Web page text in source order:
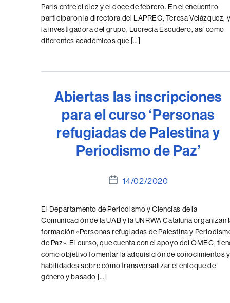
Paris entre el diez y el doce de febrero. En el encuentro
participaron la directora del LAPREC, Teresa Velázquez, y
la investigadora del grupo, Lucrecia Escudero, así como
diferentes académicos que […]
Abiertas las inscripciones
para el curso ‘Personas
refugiadas de Palestina y
Periodismo de Paz’
Fecha
la
entrada
14/02/2020
El Departamento de Periodismo y Ciencias de la
Comunicación de la UAB y la UNRWA Cataluña organizan
formación «Personas refugiadas de Palestina y
de Paz». El curso, que cuenta con el apoyo del OMEC,
como objetivo fomentar la adquisición de conocimientos y
habilidades sobre cómo transversalizar el enfoque de
género y basado […]